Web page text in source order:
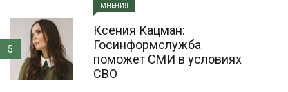
МНЕНИЯ
Ксения Кацман:
Госинформслужба
поможет СМИ в условиях
СВО
5